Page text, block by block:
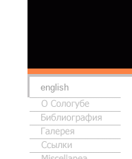
english